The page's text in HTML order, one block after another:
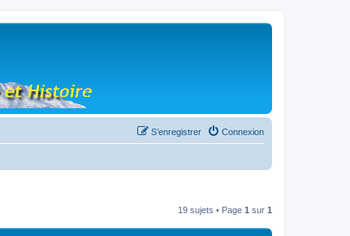
Connexion
S’enregistrer
19 sujets • Page 1 sur 1